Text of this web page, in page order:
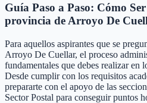
Guía Paso a Paso: Cómo
provincia de Arroyo De
Para aquellos aspirantes que se
Arroyo De Cuellar, el proceso
fundamentales que debes realizar en
Desde cumplir con los requisitos
prepararte con el apoyo de las
Sector Postal para conseguir puntos